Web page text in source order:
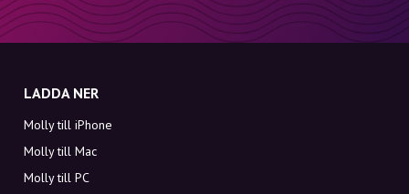
LADDA NER
Molly till iPhone
Molly till Mac
Molly till PC